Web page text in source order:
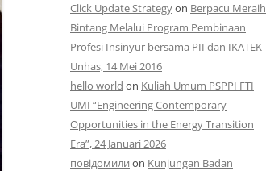
Click Update Strategyon Berpacu Meraih
Bintang Melalui Program Pembinaan
Profesi Insinyur bersama PII dan IKATEK
Unhas, 14 Mei 2016
hello world on Kuliah Umum PSPPI FTI
UMI “Engineering Contemporary
Opportunities in the Energy Transition
Era”, 24 Januari 2026
повідомили on Kunjungan Badan